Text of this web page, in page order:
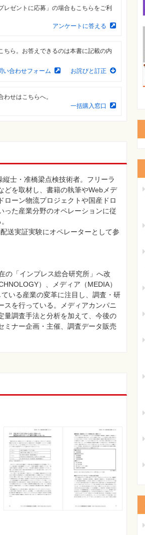
レゼントに応募」の場合もこちらをご利
アンケートに答える
ちら。お答えできるのは本書に記載の内
い合わせフォーム
お詫びと訂正
せはこちらへ。
一括購入窓口
士・准橋梁点検技術者。フリーラ
どを取材し、書籍の執筆やWebメデ
ローン物流プロジェクトや国産ドロ
った産業分野のオペレーションに従
送実証実験にオペレーターとして参
の「インプレス総合研究所」へ改
）、メディア（MEDIA）
いる産業の変革に注目し、調査・研
スを行っている。メディアカンパニ
量調査手法と分析を加えて、今後の
ミナー企画・主催、調査データ販売